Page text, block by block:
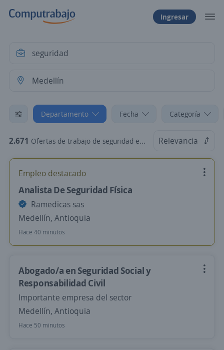
Ingresar
Departamento Fecha Categoría
2.671 Ofertas de trabajo de seguridad en Medellín, Antioquia Relevancia
Empleo destacado
Analista De Seguridad Física
Ramedicas sas
Medellín, Antioquia
Hace 40 minutos
Abogado/a en Seguridad Social y
Responsabilidad Civil
Importante empresa del sector
Medellín, Antioquia
Hace 50 minutos